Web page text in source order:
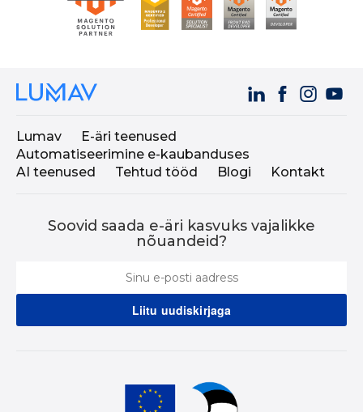
Lumav
E-äri teenused
Automatiseerimine e-kaubanduses
AI teenused
Tehtud tööd Blogi Kontakt
Soovid saada e-äri kasvuks vajalikke
nõuandeid?